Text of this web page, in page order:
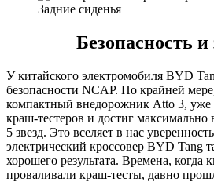
Задние сиденья
Безопасность
У китайского электромобиля BYD
безопасности NCAP. По крайней
компактный внедорожник Atto 3, уже
краш-тестеров и достиг максимально
5 звезд. Это вселяет в нас
электрический кроссовер BYD Tang
хорошего результата. Времена, когда
проваливали краш-тесты, давно